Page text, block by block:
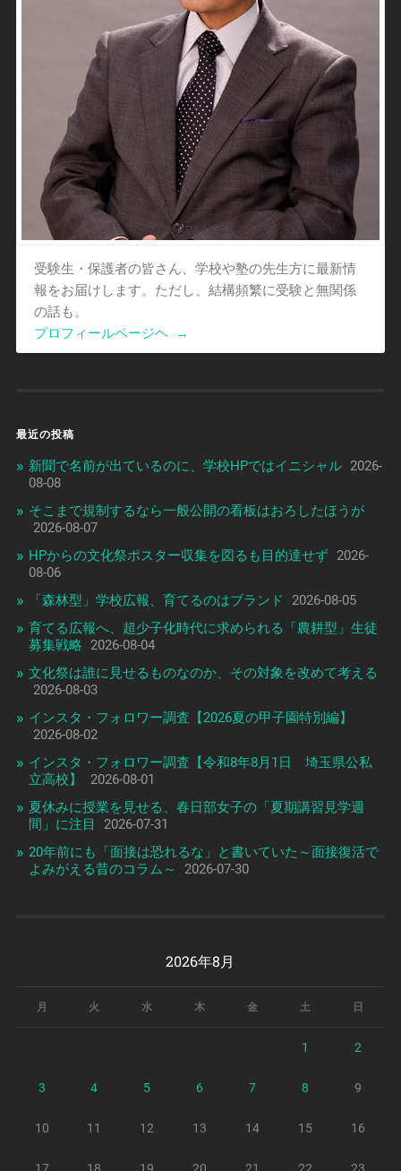
受験生・保護者の皆さん、学校や塾の先生方に最新情
報をお届けします。ただし、結構頻繁に受験と無関係
の話も。
プロフィールページヘ
→
最近の投稿
新聞で名前が出ているのに、学校HPではイニシャル 2026-
08-08
そこまで規制するなら一般公開の看板はおろしたほうが
2026-08-07
HPからの文化祭ポスター収集を図るも目的達せず 2026-
08-06
「森林型」学校広報、育てるのはブランド
2026-08-05
育てる広報へ、超少子化時代に求められる「農耕型」生徒
募集戦略
2026-08-04
文化祭は誰に見せるものなのか、その対象を改めて考える
2026-08-03
インスタ・フォロワー調査【2026夏の甲子園特別編】
2026-08-02
インスタ・フォロワー調査【令和8年8月1日 埼玉県公私
立高校】
2026-08-01
夏休みに授業を見せる、春日部女子の「夏期講習見学週
間」に注目
2026-07-31
20年前にも「面接は恐れるな」と書いていた～面接復活で
よみがえる昔のコラム～
2026-07-30
2026年8月
月 火 水 木 金 土 日
1 2
3 4 5 6 7 8 9
10 11 12 13 14 15 16
17 18 19 20 21 22 23